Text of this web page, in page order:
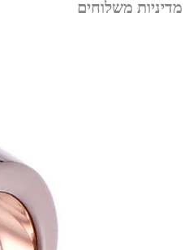
מדיניות משלוחים